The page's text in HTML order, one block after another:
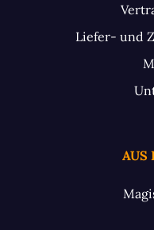
Liefer- und
AUS